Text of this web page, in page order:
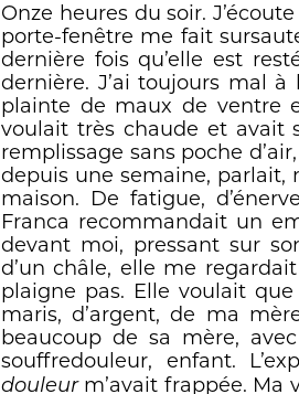
Onze heures du soir.
porte-fenêtre me fait
dernière fois qu’elle est
dernière. J’ai toujours mal
plainte de maux de ventre
voulait très chaude et avait
remplissage sans poche
depuis une semaine, parlait,
maison. De fatigue,
Franca recommandait un
devant moi, pressant sur
d’un châle, elle me
plaigne pas. Elle voulait
maris, d’argent, de ma
beaucoup de sa mère,
souffredouleur, enfant.
douleur m’avait frappée. Ma